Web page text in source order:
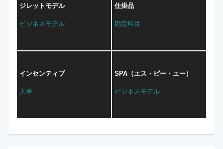
ジレットモデル
ビジネスモデル
仕掛品
勘定科目
インセンティブ
人事
SPA（エス・ピー・エー）
ビジネスモデル